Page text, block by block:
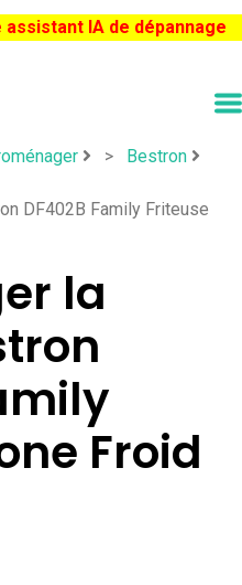
IA de dépannage
>
Bestron
DF402B Family Friteuse
la
Froid